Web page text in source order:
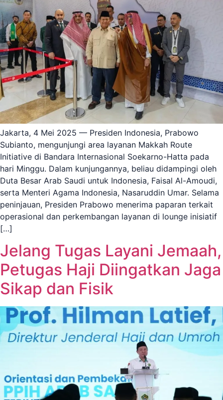
Jakarta, 4 Mei 2025 — Presiden Indonesia, Prabowo
Subianto, mengunjungi area layanan Makkah Route
Initiative di Bandara Internasional Soekarno-Hatta pada
hari Minggu. Dalam kunjungannya, beliau didampingi oleh
Duta Besar Arab Saudi untuk Indonesia, Faisal Al-Amoudi,
serta Menteri Agama Indonesia, Nasaruddin Umar. Selama
peninjauan, Presiden Prabowo menerima paparan terkait
operasional dan perkembangan layanan di lounge inisiatif
[…]
Jelang Tugas Layani Jemaah,
Petugas Haji Diingatkan Jaga
Sikap dan Fisik